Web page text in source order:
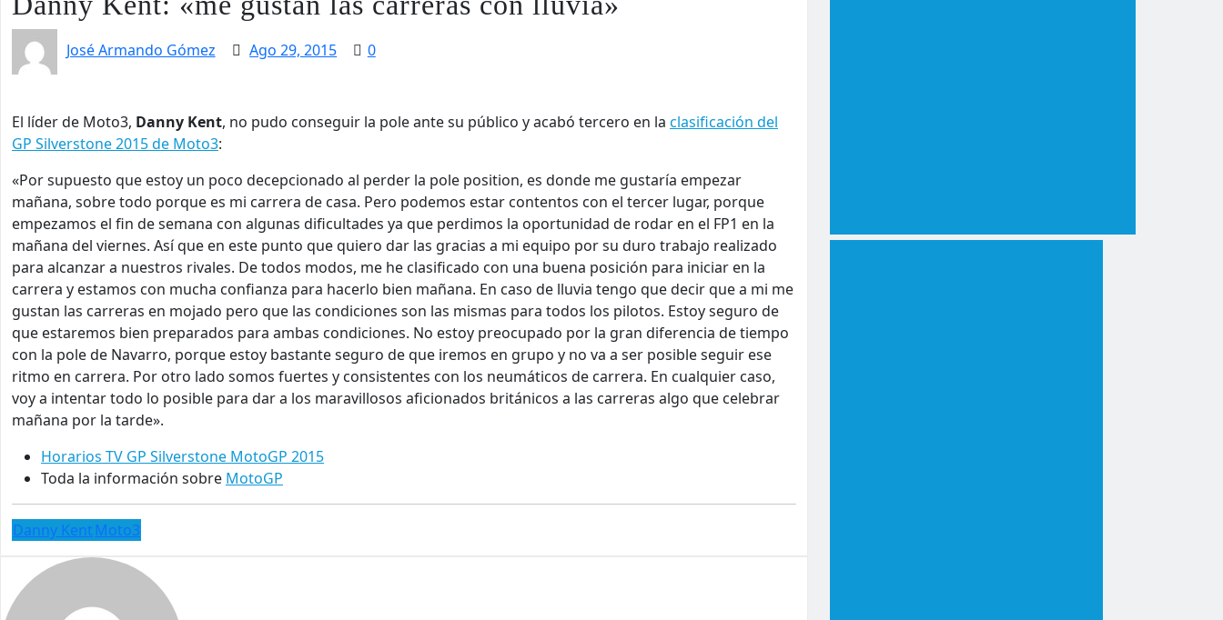
José Armando Gómez Ago 29, 2015 0
El líder de Moto3, Danny Kent, no pudo conseguir la pole ante su público y acabó tercero en la clasificación del
GP Silverstone 2015 de Moto3:
«Por supuesto que estoy un poco decepcionado al perder la pole position, es donde me gustaría empezar
mañana, sobre todo porque es mi carrera de casa. Pero podemos estar contentos con el tercer lugar, porque
empezamos el fin de semana con algunas dificultades ya que perdimos la oportunidad de rodar en el FP1 en la
mañana del viernes. Así que en este punto que quiero dar las gracias a mi equipo por su duro trabajo realizado
para alcanzar a nuestros rivales. De todos modos, me he clasificado con una buena posición para iniciar en la
carrera y estamos con mucha confianza para hacerlo bien mañana. En caso de lluvia tengo que decir que a mi me
gustan las carreras en mojado pero que las condiciones son las mismas para todos los pilotos. Estoy seguro de
que estaremos bien preparados para ambas condiciones. No estoy preocupado por la gran diferencia de tiempo
con la pole de Navarro, porque estoy bastante seguro de que iremos en grupo y no va a ser posible seguir ese
ritmo en carrera. Por otro lado somos fuertes y consistentes con los neumáticos de carrera. En cualquier caso,
voy a intentar todo lo posible para dar a los maravillosos aficionados británicos a las carreras algo que celebrar
mañana por la tarde».
Horarios TV GP Silverstone MotoGP 2015
Toda la información sobre MotoGP
Danny Kent Moto3